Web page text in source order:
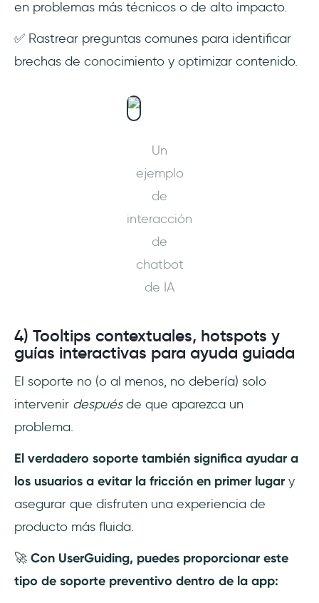
en problemas más técnicos o de alto impacto.
✅ Rastrear preguntas comunes para identificar
brechas de conocimiento y optimizar contenido.
Un
ejemplo
de
interacción
de
chatbot
de IA
4) Tooltips contextuales, hotspots y
guías interactivas para ayuda guiada
El soporte no (o al menos, no debería) solo
intervenir despuésde que aparezca un
problema.
El verdadero soporte también significa ayudar a
los usuarios a evitar la fricción en primer lugary
asegurar que disfruten una experiencia de
producto más fluida.
🚀 Con UserGuiding, puedes proporcionar este
tipo de soporte preventivo dentro de la app: